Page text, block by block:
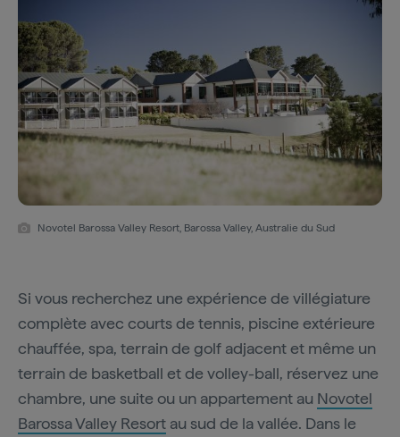
Novotel Barossa Valley Resort, Barossa Valley, Australie du Sud
Si vous recherchez une expérience de villégiature
complète avec courts de tennis, piscine extérieure
chauffée, spa, terrain de golf adjacent et même un
terrain de basketball et de volley-ball, réservez une
chambre, une suite ou un appartement au Novotel
Barossa Valley Resort au sud de la vallée. Dans le